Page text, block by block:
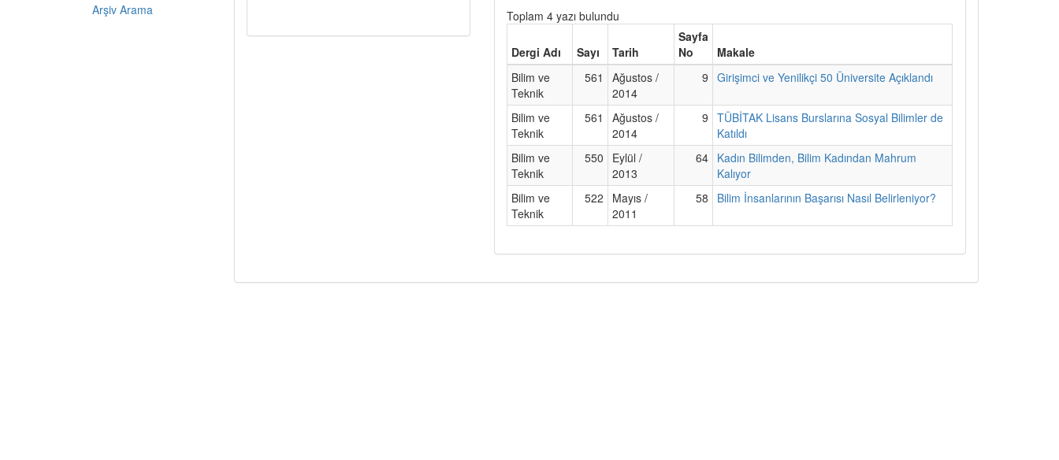
Arşiv Arama
Toplam 4 yazı bulundu
Dergi Adı Sayı Tarih
Sayfa
No
Makale
Bilim ve
Teknik
561
Ağustos /
2014
9 Girişimci ve Yenilikçi 50 Üniversite Açıklandı
Bilim ve
Teknik
561
Ağustos /
2014
9
TÜBİTAK Lisans Burslarına Sosyal Bilimler de
Katıldı
Bilim ve
Teknik
550
Eylül /
2013
64 Kadın Bilimden, Bilim Kadından Mahrum
Kalıyor
Bilim ve
Teknik
522
Mayıs /
2011
58 Bilim İnsanlarının Başarısı Nasıl Belirleniyor?